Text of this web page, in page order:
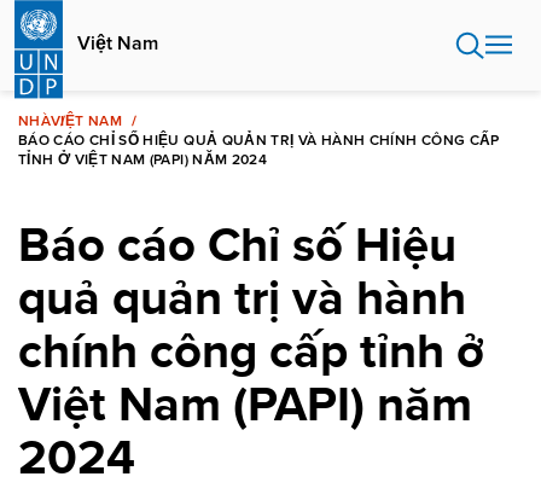
Nhảy
đến
nội
dung
Việt Nam
NHÀVIỆT NAM
BÁO CÁO CHỈ SỐ HIỆU QUẢ QUẢN TRỊ VÀ HÀNH CHÍNH CÔNG CẤP
TỈNH Ở VIỆT NAM (PAPI) NĂM 2024
Báo cáo Chỉ số Hiệu
quả quản trị và hành
chính công cấp tỉnh ở
Việt Nam (PAPI) năm
2024